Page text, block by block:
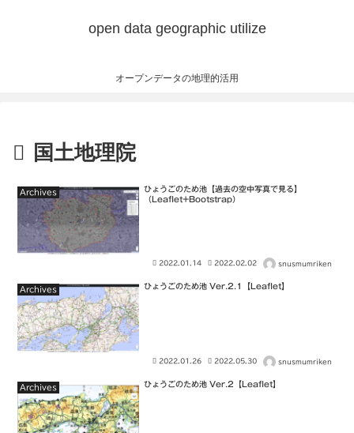
open data geographic utilize
オープンデータの地理的活用
国土地理院
Archives
ひょうごのため池【過去の空中写真で見る】
（Leaflet+Bootstrap）
2022.01.14 2022.02.02 snusmumriken
Archives ひょうごのため池 Ver.2.1【Leaflet】
2022.01.26 2022.05.30 snusmumriken
Archives ひょうごのため池 Ver.2【Leaflet】